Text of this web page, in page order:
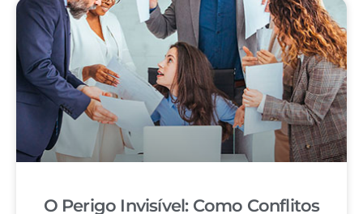
O Perigo Invisível: Como Conflitos